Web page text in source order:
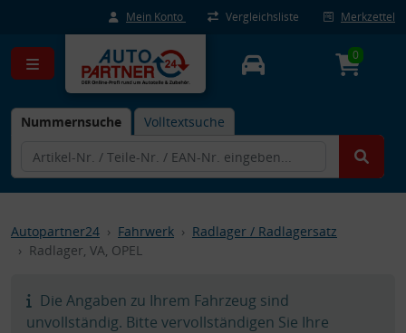
Mein Konto Vergleichsliste Merkzettel
Nummernsuche Volltextsuche
0
Autopartner24 Fahrwerk
Radlager / Radlagersatz
Radlager, VA, OPEL
Die Angaben zu Ihrem Fahrzeug sind
unvollständig. Bitte vervollständigen Sie Ihre